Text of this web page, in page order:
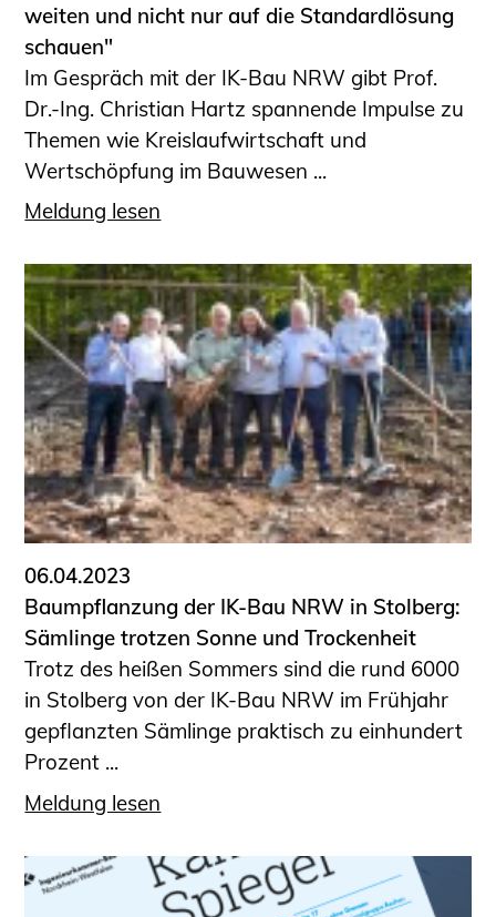
Kontakt und Anfahrt
Impressum
Datenschutz
Ingenieurakademie West
weiten und nicht nur auf die Standardlösung
schauen"
Im Gespräch mit der IK-Bau NRW gibt Prof.
Dr.-Ing. Christian Hartz spannende Impulse zu
Themen wie Kreislaufwirtschaft und
Wertschöpfung im Bauwesen ...
Meldung lesen
06.04.2023
Baumpflanzung der IK-Bau NRW in Stolberg:
Sämlinge trotzen Sonne und Trockenheit
Trotz des heißen Sommers sind die rund 6000
in Stolberg von der IK-Bau NRW im Frühjahr
gepflanzten Sämlinge praktisch zu einhundert
Prozent ...
Meldung lesen